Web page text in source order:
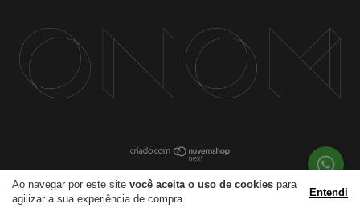
Ao navegar por este site você aceita o uso de cookies para
agilizar a sua experiência de compra.
Entendi